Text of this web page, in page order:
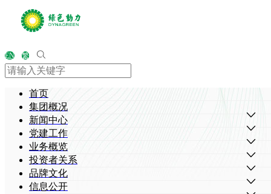
EN 繁
首页
集团概况
新闻中心
党建工作
业务概览
投资者关系
品牌文化
信息公开